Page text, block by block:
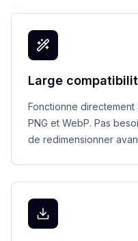
Large
Fonctionne directement
PNG et WebP. Pas
de redimensionner